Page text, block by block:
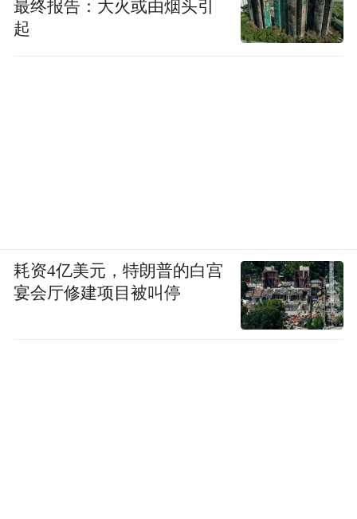
最终报告：大火或由烟头引
起
耗资4亿美元，特朗普的白宫
宴会厅修建项目被叫停